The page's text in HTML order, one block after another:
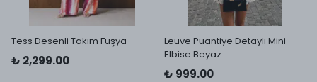
Tess Desenli Takım Fuşya
₺ 2,299.00
Leuve Puantiye Detaylı Mini
Elbise Beyaz
₺ 999.00